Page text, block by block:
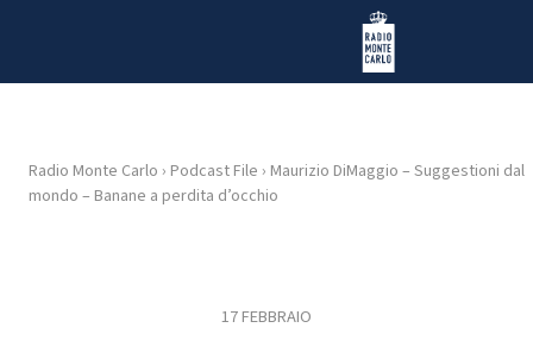
Radio Monte Carlo
HOME
Radio Monte Carlo › Podcast File › Maurizio DiMaggio – Suggestioni dal
mondo – Banane a perdita d’occhio
17 FEBBRAIO